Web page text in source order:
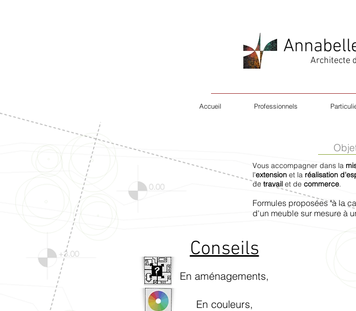
Architecte
Accueil Professionnels
Conseils
En aménagements,
En couleurs,
Vous accompagner dans la
l'extension et la réalisation
detravail et de commerce.
Formules proposées "à la
d'un meuble sur mesure à